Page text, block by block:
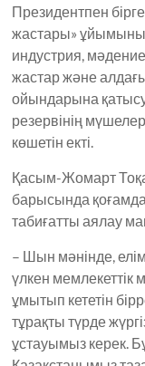
Президентпен
жастары» ұйымының
индустрия,
жастар және
ойындарына
резервінің
көшетін екті.
Қасым-Жомарт
барысында
табиғатты аялау
– Шын мәнінде,
үлкен мемлекеттік
ұмытып кететін
тұрақты түрде
ұстауымыз керек.